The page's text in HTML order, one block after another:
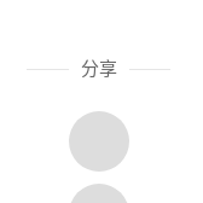
分享